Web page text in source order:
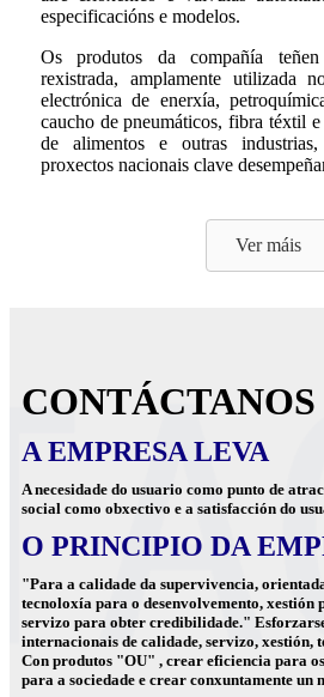
especificacións e modelos.
Os produtos da compañía
rexistrada, amplamente utilizada
electrónica de enerxía,
caucho de pneumáticos, fibra téxtil
de alimentos e outras
proxectos nacionais clave
Ver máis
CONTÁCTANOS
A EMPRESA LEVA
A necesidade do usuario como punto de
social como obxectivo e a satisfacción do
O PRINCIPIO DA
"Para a calidade da supervivencia,
tecnoloxía para o desenvolvemento, xestión
servizo para obter credibilidade."
internacionais de calidade, servizo, xestión,
Con produtos "OU" , crear eficiencia para
para a sociedade e crear conxuntamente un